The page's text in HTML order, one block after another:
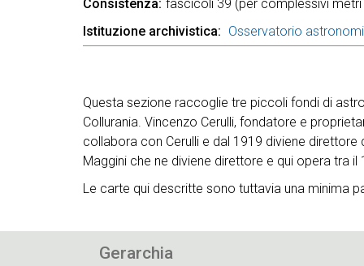
Consistenza fascicoli 39 (per complessivi metri
Istituzione archivistica
Osservatorio
Questa sezione raccoglie tre piccoli fondi di
Collurania. Vincenzo Cerulli, fondatore e
collabora con Cerulli e dal 1919 diviene
Maggini che ne diviene direttore e qui opera tra il
Le carte qui descritte sono tuttavia una minima
Gerarchia